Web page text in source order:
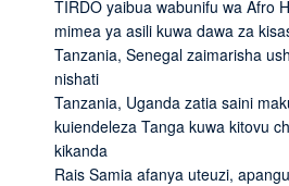
TIRDO yaibua wabunifu wa Afro
mimea ya asili kuwa dawa za
Tanzania, Senegal zaimarisha
nishati
Tanzania, Uganda zatia saini
kuiendeleza Tanga kuwa kitovu
kikanda
Rais Samia afanya uteuzi,